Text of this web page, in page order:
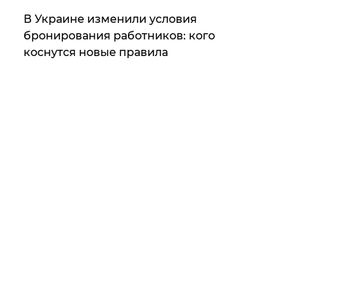
В Украине изменили условия
бронирования работников: кого
коснутся новые правила